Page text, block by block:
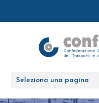
Seleziona una pagina